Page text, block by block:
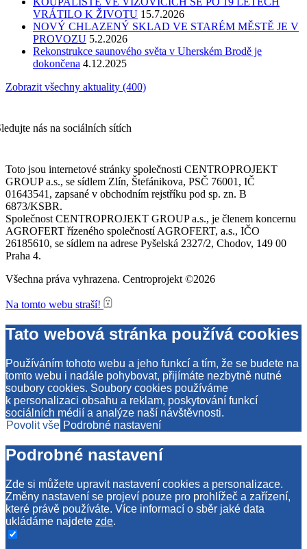
VRÁTILO K ŽIVOTU 15.7.2026
NOVÝ CHLAZENÝ SKLAD VE STARÉM MĚSTĚ JE V
PROVOZU 5.2.2026
Rekonstrukce saunového světa v Uherském Brodě je
dokončena 4.12.2025
Zobrazit všechny aktuality (400)
nás na sociálních sítích
Toto jsou internetové stránky společnosti CENTROPROJEKT
GROUP a.s., se sídlem Zlín, Štefánikova, PSČ 76001, IČ
01643541, zapsané v obchodním rejstříku pod sp. zn. B
6873/KSBR.
Společnost CENTROPROJEKT GROUP a.s., je členem koncernu
AGROFERT řízeného společností AGROFERT, a.s., IČO
26185610, se sídlem na adrese Pyšelská 2327/2, Chodov, 149 00
Praha 4.
Všechna práva vyhrazena. Centroprojekt ©2026
Na tomto webu straší!
Tato webová stránka používá cookies
Používáním tohoto webu a jeho funkcí a tím, že se budete na
tomto webu i nadále pohybovat, přijímáte nezbytně nutné
soubory cookies. Soubory cookies používáme
k personalizaci obsahu a reklam, poskytování funkcí
sociálních médií a analýze naší návštěvnosti.
Povolit vše Podrobné nastavení
Podrobné nastavení
Zde si můžete upravit nastavení cookies a personalizace.
Změny nastavení se projeví pouze pro prohlížeč a zařízení,
které právě používáte. Více informací o sběr jaké data
ukládáme najdete zde.